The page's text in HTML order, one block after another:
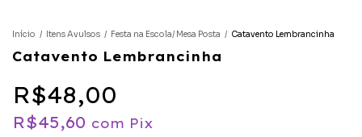
Início / Itens Avulsos / Festa na Escola/ Mesa Posta / Catavento Lembrancinha
Catavento Lembrancinha
R$48,00
R$45,60 com Pix